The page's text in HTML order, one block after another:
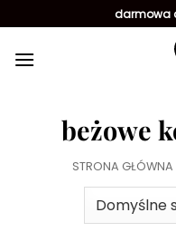
do
zawartości
darmowa
beżowe
STRONA GŁÓWNA